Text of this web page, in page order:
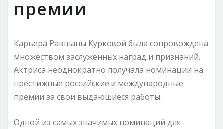
премии
Карьера Равшаны Курковой была сопровождена
множеством заслуженных наград и признаний.
Актриса неоднократно получала номинации на
престижные российские и международные
премии за свои выдающиеся работы.
Одной из самых значимых номинаций для